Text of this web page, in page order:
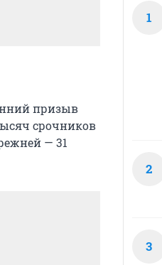
призыв
срочников
— 31
1
2
3